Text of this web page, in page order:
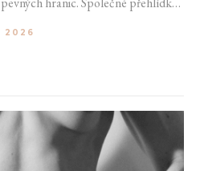
vypadat úplně jinak.
2026